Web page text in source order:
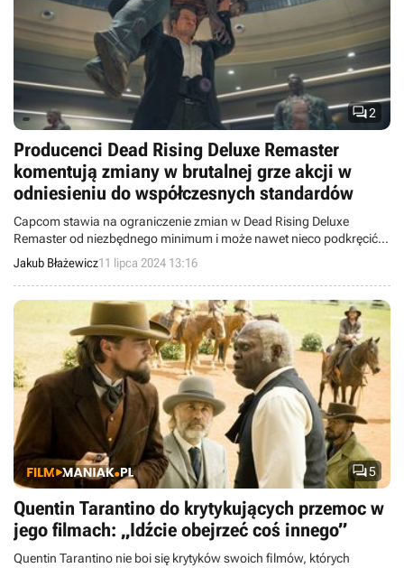
2
Producenci Dead Rising Deluxe Remaster
komentują zmiany w brutalnej grze akcji w
odniesieniu do współczesnych standardów
Capcom stawia na ograniczenie zmian w Dead Rising Deluxe
Remaster od niezbędnego minimum i może nawet nieco podkręcić
przemoc.
Jakub Błażewicz11 lipca 2024 13:16
5
Quentin Tarantino do krytykujących przemoc w
jego filmach: „Idźcie obejrzeć coś innego”
Quentin Tarantino nie boi się krytyków swoich filmów, których